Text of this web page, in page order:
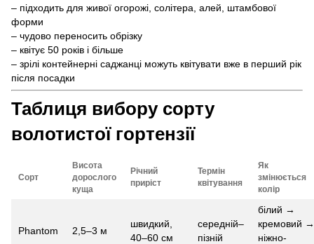
– підходить для живої огорожі, солітера, алей, штамбової
форми
– чудово переносить обрізку
– квітує 50 років і більше
– зрілі контейнерні саджанці можуть квітувати вже в перший рік
після посадки
Таблиця вибору сорту
волотистої гортензії
Сорт
Висота
дорослого
куща
Річний
приріст
Термін
квітування
Як
змінюється
колір
Phantom 2,5–3 м
швидкий,
40–60 см
середній–
пізній
білий →
кремовий →
ніжно-